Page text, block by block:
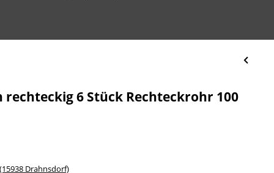
6 Stück Rechteckrohr 100
Drahnsdorf)